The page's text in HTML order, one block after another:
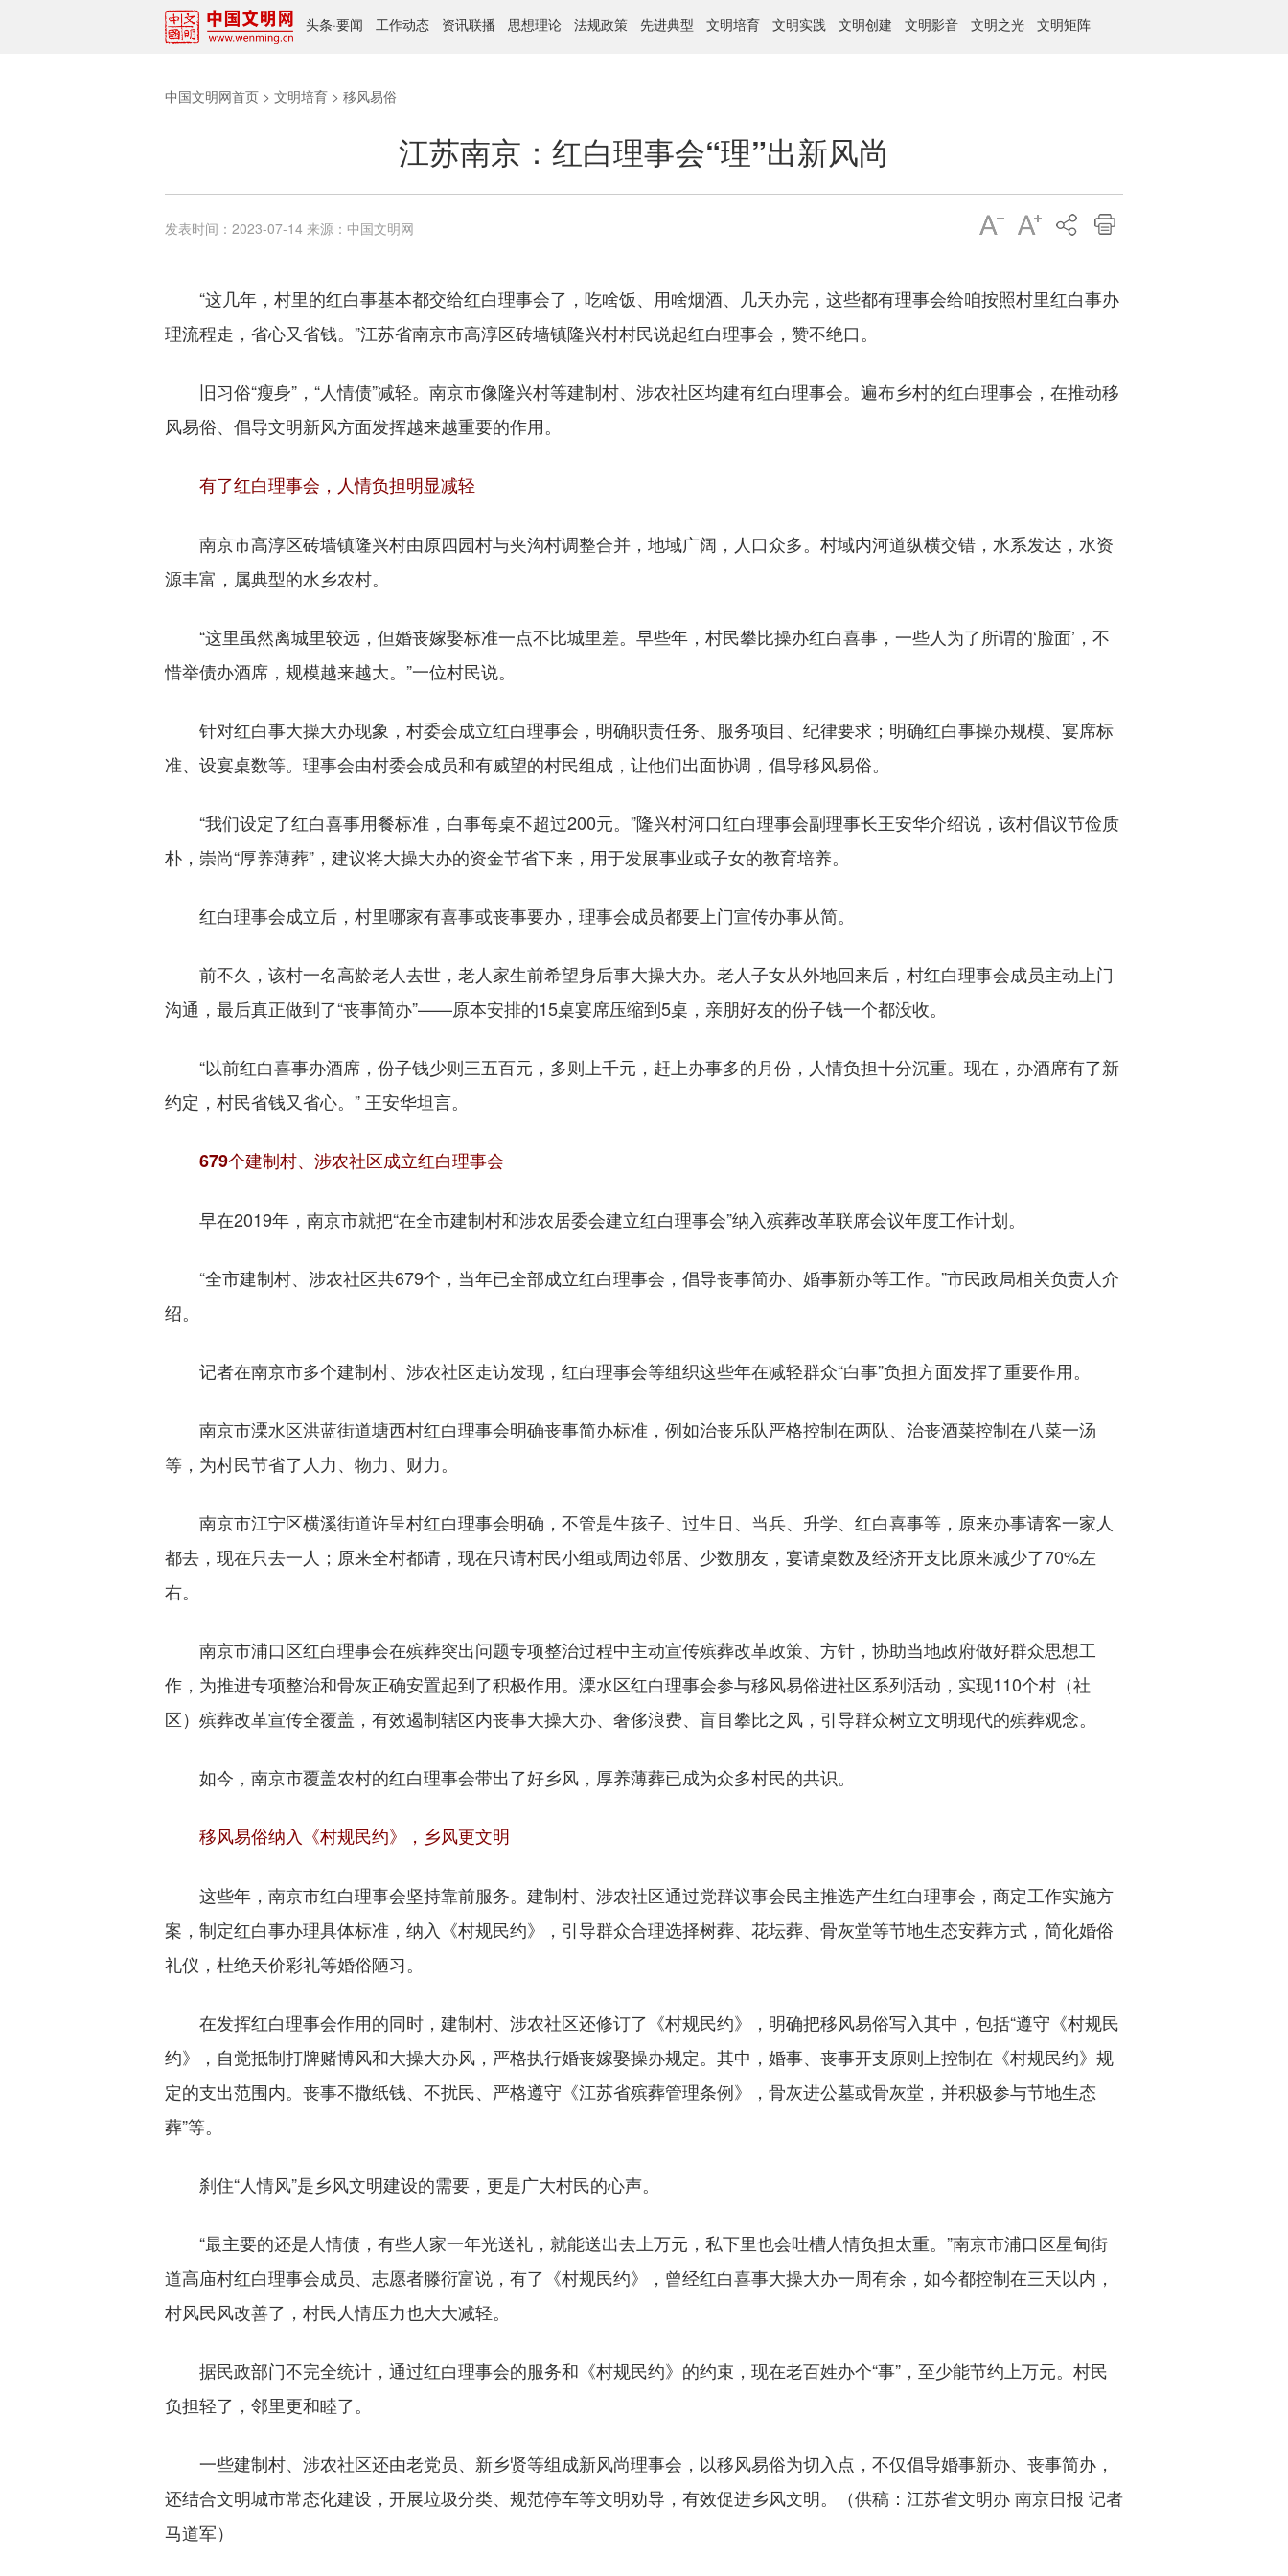
头条·要闻 工作动态 资讯联播 思想理论 法规政策 先进典型 文明培育 文明实践 文明创建 文明影音 文明之光 文明矩阵
中国文明网首页 > 文明培育 > 移风易俗
江苏南京：红白理事会“理”出新风尚
发表时间： 2023-07-14 来源： 中国文明网
“这几年，村里的红白事基本都交给红白理事会了，吃啥饭、用啥烟酒、几天办完，这些都有理事会给咱按照村里红白事办
理流程走，省心又省钱。”江苏省南京市高淳区砖墙镇隆兴村村民说起红白理事会，赞不绝口。
旧习俗“瘦身”，“人情债”减轻。南京市像隆兴村等建制村、涉农社区均建有红白理事会。遍布乡村的红白理事会，在推动移
风易俗、倡导文明新风方面发挥越来越重要的作用。
有了红白理事会，人情负担明显减轻
南京市高淳区砖墙镇隆兴村由原四园村与夹沟村调整合并，地域广阔，人口众多。村域内河道纵横交错，水系发达，水资
源丰富，属典型的水乡农村。
“这里虽然离城里较远，但婚丧嫁娶标准一点不比城里差。早些年，村民攀比操办红白喜事，一些人为了所谓的‘脸面’，不
惜举债办酒席，规模越来越大。”一位村民说。
针对红白事大操大办现象，村委会成立红白理事会，明确职责任务、服务项目、纪律要求；明确红白事操办规模、宴席标
准、设宴桌数等。理事会由村委会成员和有威望的村民组成，让他们出面协调，倡导移风易俗。
“我们设定了红白喜事用餐标准，白事每桌不超过200元。”隆兴村河口红白理事会副理事长王安华介绍说，该村倡议节俭质
朴，崇尚“厚养薄葬”，建议将大操大办的资金节省下来，用于发展事业或子女的教育培养。
红白理事会成立后，村里哪家有喜事或丧事要办，理事会成员都要上门宣传办事从简。
前不久，该村一名高龄老人去世，老人家生前希望身后事大操大办。老人子女从外地回来后，村红白理事会成员主动上门
沟通，最后真正做到了“丧事简办”——原本安排的15桌宴席压缩到5桌，亲朋好友的份子钱一个都没收。
“以前红白喜事办酒席，份子钱少则三五百元，多则上千元，赶上办事多的月份，人情负担十分沉重。现在，办酒席有了新
约定，村民省钱又省心。” 王安华坦言。
679个建制村、涉农社区成立红白理事会
早在2019年，南京市就把“在全市建制村和涉农居委会建立红白理事会”纳入殡葬改革联席会议年度工作计划。
“全市建制村、涉农社区共679个，当年已全部成立红白理事会，倡导丧事简办、婚事新办等工作。”市民政局相关负责人介
绍。
记者在南京市多个建制村、涉农社区走访发现，红白理事会等组织这些年在减轻群众“白事”负担方面发挥了重要作用。
南京市溧水区洪蓝街道塘西村红白理事会明确丧事简办标准，例如治丧乐队严格控制在两队、治丧酒菜控制在八菜一汤
等，为村民节省了人力、物力、财力。
南京市江宁区横溪街道许呈村红白理事会明确，不管是生孩子、过生日、当兵、升学、红白喜事等，原来办事请客一家人
都去，现在只去一人；原来全村都请，现在只请村民小组或周边邻居、少数朋友，宴请桌数及经济开支比原来减少了70%左
右。
南京市浦口区红白理事会在殡葬突出问题专项整治过程中主动宣传殡葬改革政策、方针，协助当地政府做好群众思想工
作，为推进专项整治和骨灰正确安置起到了积极作用。溧水区红白理事会参与移风易俗进社区系列活动，实现110个村（社
区）殡葬改革宣传全覆盖，有效遏制辖区内丧事大操大办、奢侈浪费、盲目攀比之风，引导群众树立文明现代的殡葬观念。
如今，南京市覆盖农村的红白理事会带出了好乡风，厚养薄葬已成为众多村民的共识。
移风易俗纳入《村规民约》，乡风更文明
这些年，南京市红白理事会坚持靠前服务。建制村、涉农社区通过党群议事会民主推选产生红白理事会，商定工作实施方
案，制定红白事办理具体标准，纳入《村规民约》，引导群众合理选择树葬、花坛葬、骨灰堂等节地生态安葬方式，简化婚俗
礼仪，杜绝天价彩礼等婚俗陋习。
在发挥红白理事会作用的同时，建制村、涉农社区还修订了《村规民约》，明确把移风易俗写入其中，包括“遵守《村规民
约》，自觉抵制打牌赌博风和大操大办风，严格执行婚丧嫁娶操办规定。其中，婚事、丧事开支原则上控制在《村规民约》规
定的支出范围内。丧事不撒纸钱、不扰民、严格遵守《江苏省殡葬管理条例》，骨灰进公墓或骨灰堂，并积极参与节地生态
葬”等。
刹住“人情风”是乡风文明建设的需要，更是广大村民的心声。
“最主要的还是人情债，有些人家一年光送礼，就能送出去上万元，私下里也会吐槽人情负担太重。”南京市浦口区星甸街
道高庙村红白理事会成员、志愿者滕衍富说，有了《村规民约》，曾经红白喜事大操大办一周有余，如今都控制在三天以内，
村风民风改善了，村民人情压力也大大减轻。
据民政部门不完全统计，通过红白理事会的服务和《村规民约》的约束，现在老百姓办个“事”，至少能节约上万元。村民
负担轻了，邻里更和睦了。
一些建制村、涉农社区还由老党员、新乡贤等组成新风尚理事会，以移风易俗为切入点，不仅倡导婚事新办、丧事简办，
还结合文明城市常态化建设，开展垃圾分类、规范停车等文明劝导，有效促进乡风文明。（供稿：江苏省文明办 南京日报 记者
马道军）